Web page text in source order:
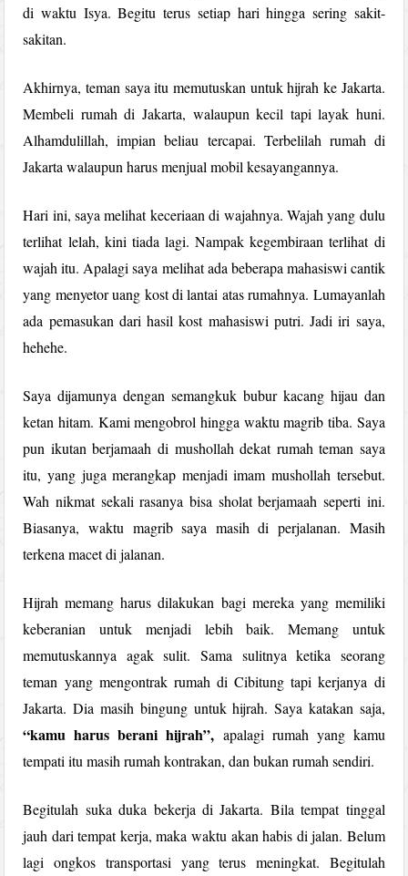
di waktu Isya. Begitu terus setiap hari hingga sering sakit-
sakitan.
Akhirnya, teman saya itu memutuskan untuk hijrah ke Jakarta.
Membeli rumah di Jakarta, walaupun kecil tapi layak huni.
Alhamdulillah, impian beliau tercapai. Terbelilah rumah di
Jakarta walaupun harus menjual mobil kesayangannya.
Hari ini, saya melihat keceriaan di wajahnya. Wajah yang dulu
terlihat lelah, kini tiada lagi. Nampak kegembiraan terlihat di
wajah itu. Apalagi saya melihat ada beberapa mahasiswi cantik
yang menyetor uang kost di lantai atas rumahnya. Lumayanlah
ada pemasukan dari hasil kost mahasiswi putri. Jadi iri saya,
hehehe.
Saya dijamunya dengan semangkuk bubur kacang hijau dan
ketan hitam. Kami mengobrol hingga waktu magrib tiba. Saya
pun ikutan berjamaah di mushollah dekat rumah teman saya
itu, yang juga merangkap menjadi imam mushollah tersebut.
Wah nikmat sekali rasanya bisa sholat berjamaah seperti ini.
Biasanya, waktu magrib saya masih di perjalanan. Masih
terkena macet di jalanan.
Hijrah memang harus dilakukan bagi mereka yang memiliki
keberanian untuk menjadi lebih baik. Memang untuk
memutuskannya agak sulit. Sama sulitnya ketika seorang
teman yang mengontrak rumah di Cibitung tapi kerjanya di
Jakarta. Dia masih bingung untuk hijrah. Saya katakan saja,
“kamu harus berani hijrah”, apalagi rumah yang kamu
tempati itu masih rumah kontrakan, dan bukan rumah sendiri.
Begitulah suka duka bekerja di Jakarta. Bila tempat tinggal
jauh dari tempat kerja, maka waktu akan habis di jalan. Belum
lagi ongkos transportasi yang terus meningkat. Begitulah